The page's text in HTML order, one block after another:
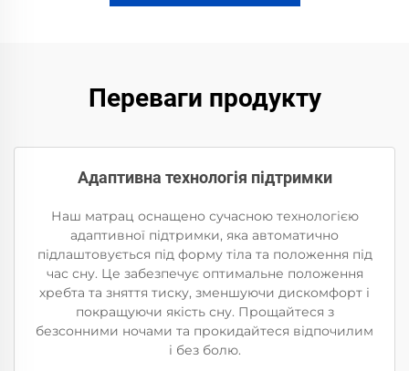
Переваги продукту
Адаптивна технологія підтримки
Наш матрац оснащено сучасною технологією
адаптивної підтримки, яка автоматично
підлаштовується під форму тіла та положення під
час сну. Це забезпечує оптимальне положення
хребта та зняття тиску, зменшуючи дискомфорт і
покращуючи якість сну. Прощайтеся з
безсонними ночами та прокидайтеся відпочилим
і без болю.